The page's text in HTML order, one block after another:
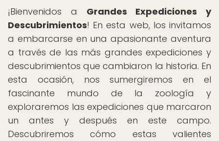
¡Bienvenidos a Grandes Expediciones y
Descubrimientos! En esta web, los invitamos
a embarcarse en una apasionante aventura
a través de las más grandes expediciones y
descubrimientos que cambiaron la historia. En
esta ocasión, nos sumergiremos en el
fascinante mundo de la zoología y
exploraremos las expediciones que marcaron
un antes y después en este campo.
Descubriremos cómo estas valientes